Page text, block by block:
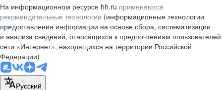
На информационном ресурсе hh.ru применяются
рекомендательные технологии (информационные технологии
предоставления информации на основе сбора, систематизации
и анализа сведений, относящихся к предпочтениям пользователей
сети «Интернет», находящихся на территории Российской
Федерации)
Русский